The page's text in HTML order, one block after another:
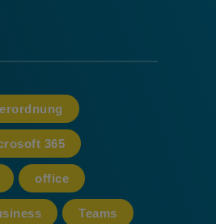
365
office
Teams